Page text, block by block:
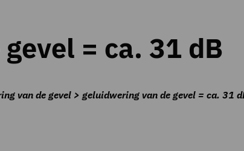
= ca. 31 dB
van de gevel > geluidwering van de gevel = ca. 31